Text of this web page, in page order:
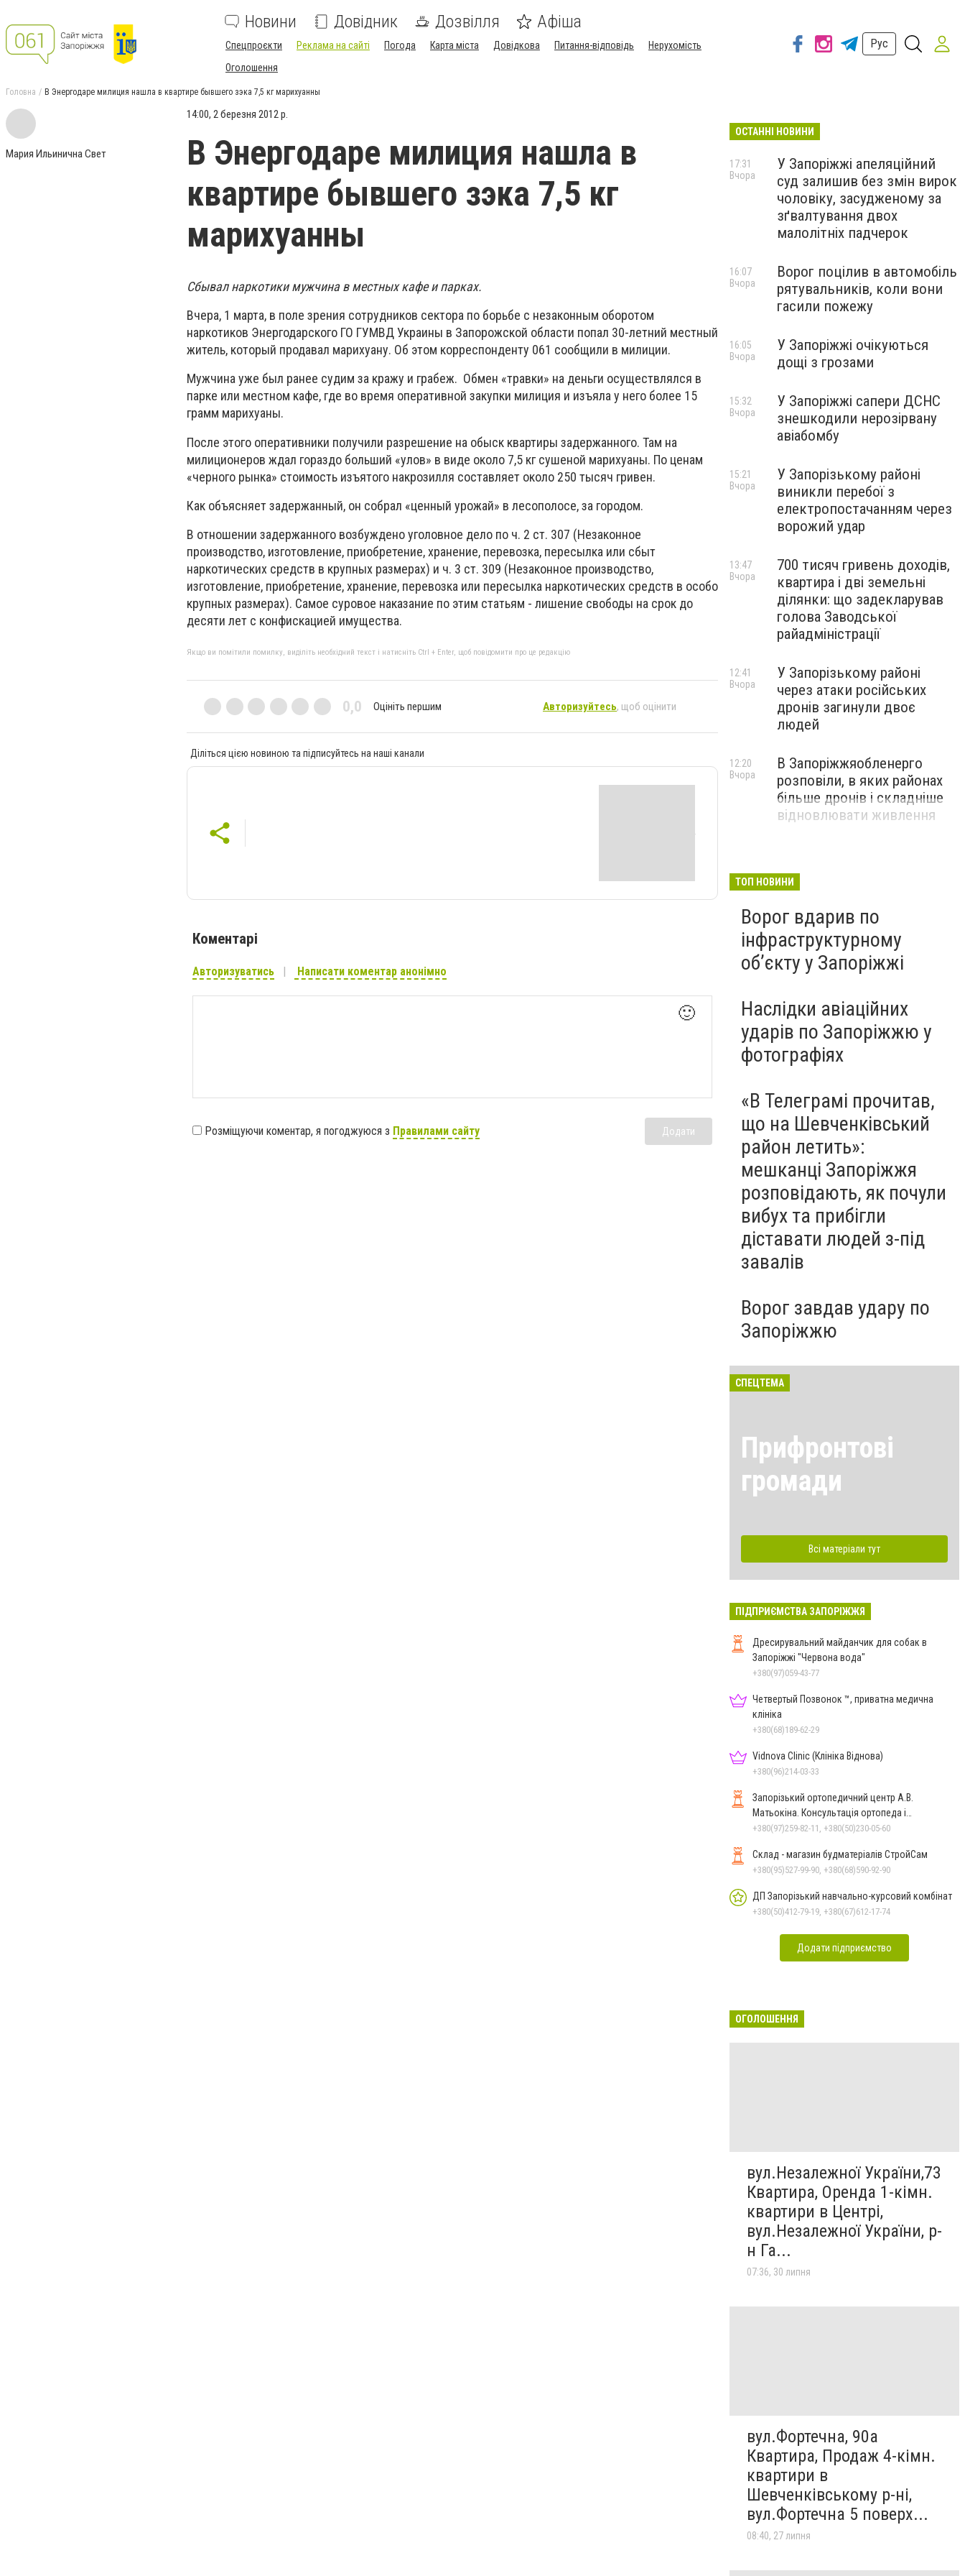
Новини Довідник Дозвілля Афіша
Спецпроєкти Реклама на сайті Погода Карта міста Довідкова Питання-відповідь
Нерухомість
Оголошення
Рус
Головна В Энергодаре милиция нашла в квартире бывшего зэка 7,5 кг марихуанны
Мария Ильинична Свет
14:00, 2 березня 2012 р.
В Энергодаре милиция нашла в
квартире бывшего зэка 7,5 кг
марихуанны
Сбывал наркотики мужчина в местных кафе и парках.
Вчера, 1 марта, в поле зрения сотрудников сектора по борьбе с незаконным оборотом
наркотиков Энергодарского ГО ГУМВД Украины в Запорожской области попал 30-летний местный
житель, который продавал марихуану. Об этом корреспонденту 061 сообщили в милиции.
Мужчина уже был ранее судим за кражу и грабеж. Обмен «травки» на деньги осуществлялся в
парке или местном кафе, где во время оперативной закупки милиция и изъяла у него более 15
грамм марихуаны.
После этого оперативники получили разрешение на обыск квартиры задержанного. Там на
милиционеров ждал гораздо больший «улов» в виде около 7,5 кг сушеной марихуаны. По ценам
«черного рынка» стоимость изъятого накрозилля составляет около 250 тысяч гривен.
Как объясняет задержанный, он собрал «ценный урожай» в лесополосе, за городом.
В отношении задержанного возбуждено уголовное дело по ч. 2 ст. 307 (Незаконное
производство, изготовление, приобретение, хранение, перевозка, пересылка или сбыт
наркотических средств в крупных размерах) и ч. 3 ст. 309 (Незаконное производство,
изготовление, приобретение, хранение, перевозка или пересылка наркотических средств в особо
крупных размерах). Самое суровое наказание по этим статьям - лишение свободы на срок до
десяти лет с конфискацией имущества.
Якщо ви помітили помилку, виділіть необхідний текст і натисніть Ctrl + Enter, щоб повідомити про це редакцію
0,0 Оцініть першим Авторизуйтесь, щоб оцінити
Діліться цією новиною та підписуйтесь на наші канали
Коментарі
Авторизуватись Написати коментар анонімно
🙂
Розміщуючи коментар, я погоджуюся з Правилами сайту Додати
ОСТАННІ НОВИНИ
У Запоріжжі апеляційний
суд залишив без змін вирок
чоловіку, засудженому за
зґвалтування двох
малолітніх падчерок
17:31
Вчора
Ворог поцілив в автомобіль
рятувальників, коли вони
гасили пожежу
16:07
Вчора
У Запоріжжі очікуються
дощі з грозами
16:05
Вчора
У Запоріжжі сапери ДСНС
знешкодили нерозірвану
авіабомбу
15:32
Вчора
У Запорізькому районі
виникли перебої з
електропостачанням через
ворожий удар
15:21
Вчора
700 тисяч гривень доходів,
квартира і дві земельні
ділянки: що задекларував
голова Заводської
райадміністрації
13:47
Вчора
У Запорізькому районі
через атаки російських
дронів загинули двоє
людей
12:41
Вчора
В Запоріжжяобленерго
розповіли, в яких районах
більше дронів і складніше
відновлювати живлення
12:20
Вчора
ТОП НОВИНИ
Ворог вдарив по
інфраструктурному
обʼєкту у Запоріжжі
Наслідки авіаційних
ударів по Запоріжжю у
фотографіях
«В Телеграмі прочитав,
що на Шевченківський
район летить»:
мешканці Запоріжжя
розповідають, як почули
вибух та прибігли
діставати людей з-під
завалів
Ворог завдав удару по
Запоріжжю
СПЕЦТЕМА
Прифронтові
громади
Всі матеріали тут
ПІДПРИЄМСТВА ЗАПОРІЖЖЯ
Дресирувальний майданчик для собак в
Запоріжжі "Червона вода"
+380(97)059-43-77
Четвертый Позвонок ™, приватна медична
клініка
+380(68)189-62-29
Vidnova Clinic (Клініка Віднова)
+380(96)214-03-33
Запорізький ортопедичний центр А.В.
Матьокіна. Консультація ортопеда і
реабілітолога вдома
+380(97)259-82-11, +380(50)230-05-60
Склад - магазин будматеріалів СтройСам
+380(95)527-99-90, +380(68)590-92-90
ДП Запорізький навчально-курсовий комбінат
+380(50)412-79-19, +380(67)612-17-74
Додати підприємство
ОГОЛОШЕННЯ
вул.Незалежної України,73
Квартира, Оренда 1-кімн.
квартири в Центрі,
вул.Незалежної України, р-
н Га...
07:36, 30 липня
вул.Фортечна, 90а
Квартира, Продаж 4-кімн.
квартири в
Шевченківському р-ні,
вул.Фортечна 5 поверх...
08:40, 27 липня